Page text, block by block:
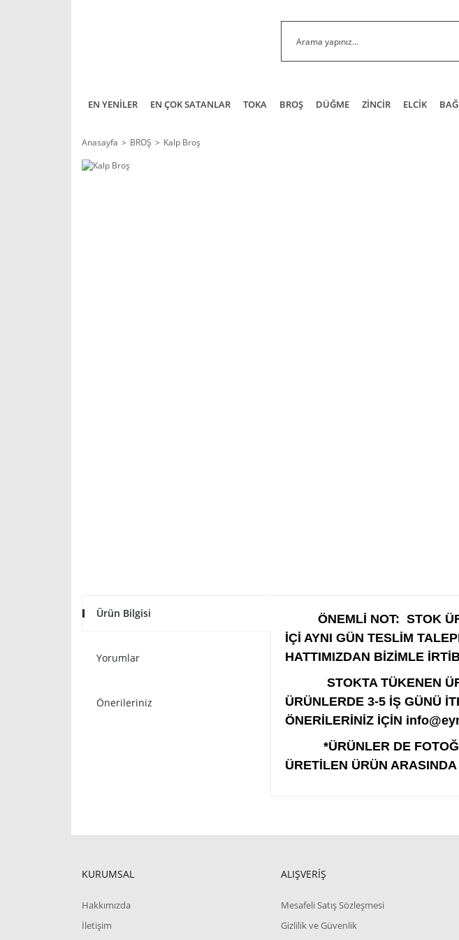
EN YENİLER EN ÇOK SATANLAR TOKA BROŞ DÜĞME ZİNCİR ELCİK
Anasayfa BROŞ Kalp Broş
Ürün Bilgisi
Yorumlar
Önerileriniz
ÖNEMLİ NOT: STOK
İÇİ AYNI GÜN TESLİM
HATTIMIZDAN BİZİMLE
STOKTA TÜKENEN
ÜRÜNLERDE 3-5 İŞ GÜNÜ
ÖNERİLERİNİZ İÇİN
*ÜRÜNLER DE
ÜRETİLEN ÜRÜN
KURUMSAL
Hakkımızda
İletişim
ALIŞVERİŞ
Mesafeli Satış Sözleşmesi
Gizlilik ve Güvenlik